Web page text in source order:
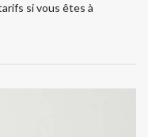
si vous êtes à